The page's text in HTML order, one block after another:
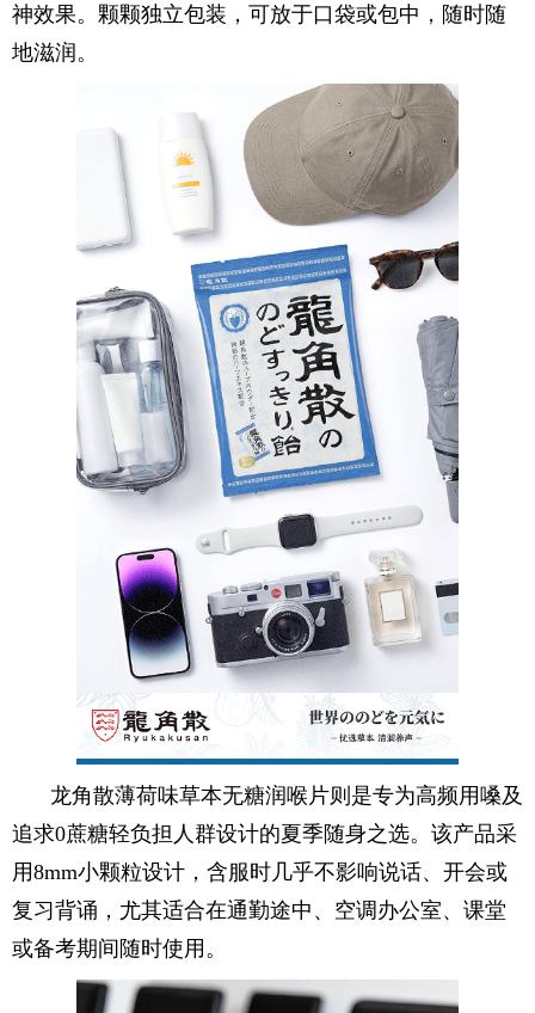
神效果。颗颗独立包装，可放于口袋或包中，随时随
地滋润。
龙角散薄荷味草本无糖润喉片则是专为高频用嗓及
追求0蔗糖轻负担人群设计的夏季随身之选。该产品采
用8mm小颗粒设计，含服时几乎不影响说话、开会或
复习背诵，尤其适合在通勤途中、空调办公室、课堂
或备考期间随时使用。